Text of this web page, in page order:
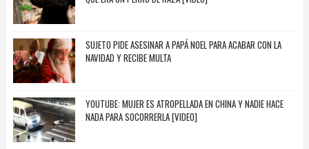
SUJETO PIDE ASESINAR A PAPÁ NOEL PARA ACABAR CON LA
NAVIDAD Y RECIBE MULTA
YOUTUBE: MUJER ES ATROPELLADA EN CHINA Y NADIE HACE
NADA PARA SOCORRERLA [VIDEO]